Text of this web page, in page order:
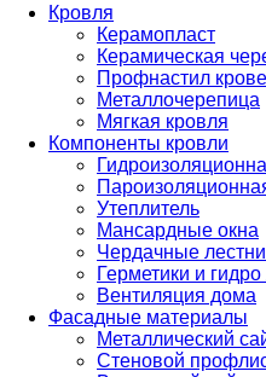
Кровля
Керамопласт
Керамическая
Профнастил
Металлочерепица
Мягкая кровля
Компоненты кровли
Утеплитель
Мансардные окна
Чердачные
Герметики и
Вентиляция дома
Фасадные материалы
Металлический
Стеновой